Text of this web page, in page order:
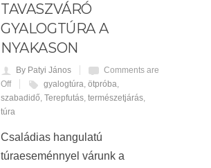
TAVASZVÁRÓ
GYALOGTÚRA A
NYAKASON
By Patyi János
Comments are
Off
gyalogtúra, ötpróba,
szabadidő, Terepfutás, természetjárás,
túra
Családias hangulatú
túraeseménnyel várunk a